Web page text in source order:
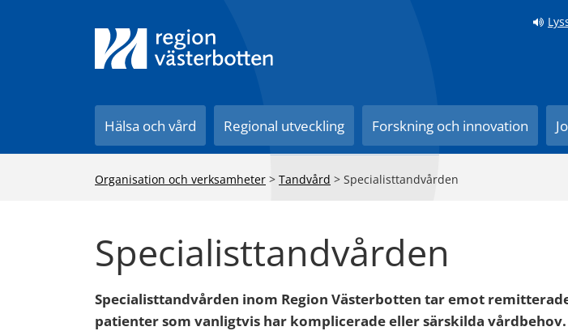
Hälsa och vård Regional utveckling Forskning och innovation
Organisation och verksamheter > Tandvård > Specialisttandvården
Specialisttandvården
Specialisttandvården inom Region Västerbotten tar emot
patienter som vanligtvis har komplicerade eller särskilda vårdbehov.